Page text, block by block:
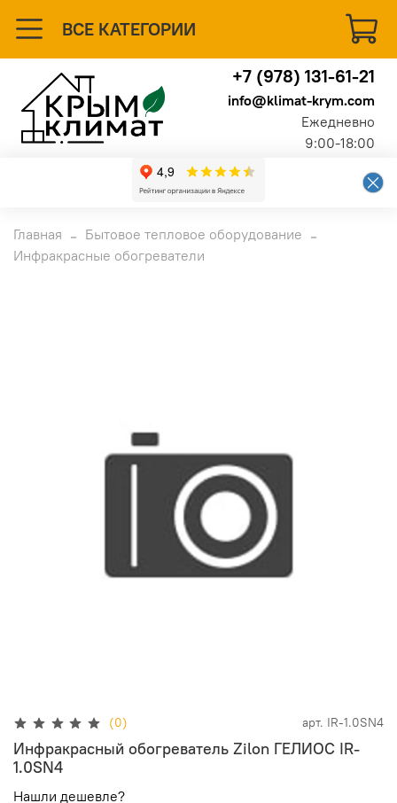
ВСЕ КАТЕГОРИИ
+7 (978) 131-61-21
info@klimat-krym.com
Ежедневно
9:00-18:00
Главная
Бытовое тепловое оборудование
Инфракрасные обогреватели
(0) арт. IR-1.0SN4
Инфракрасный обогреватель Zilon ГЕЛИОС IR-
1.0SN4
Нашли дешевле?